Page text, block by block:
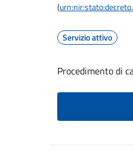
(
Servizio attivo
Procedimento di